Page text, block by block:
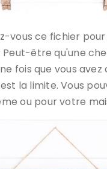
vous ce fichier
être qu'une
fois que vous avez
la limite. Vous
ou pour votre